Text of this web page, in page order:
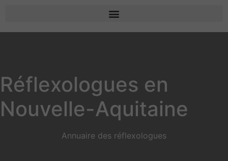
Réflexologues en
Nouvelle-Aquitaine
Annuaire des réflexologues